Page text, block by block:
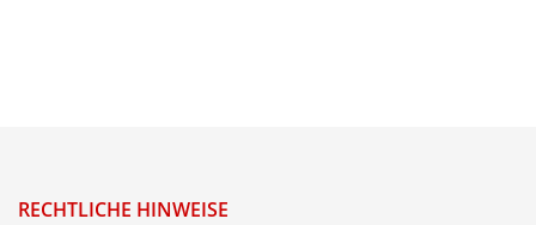
RECHTLICHE HINWEISE